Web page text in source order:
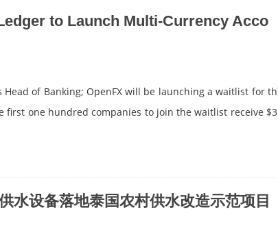
to Launch Multi-Currency Acco
of Banking; OpenFX will be launching a waitlist for th
first one hundred companies to join the waitlist receive $3
水设备落地泰国农村供水改造示范项目